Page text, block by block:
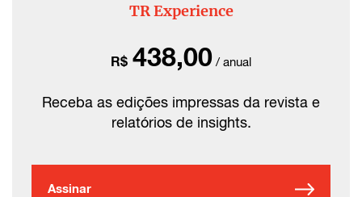
TR Experience
R$ 438,00 / anual
Receba as edições impressas da revista e
relatórios de insights.
Assinar